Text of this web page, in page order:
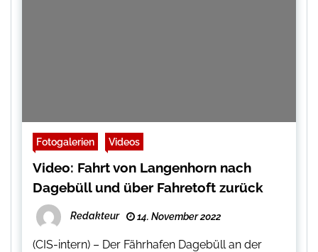
Fotogalerien Videos
Video: Fahrt von Langenhorn nach
Dagebüll und über Fahretoft zurück
Redakteur 14. November 2022
(CIS-intern) – Der Fährhafen Dagebüll an der